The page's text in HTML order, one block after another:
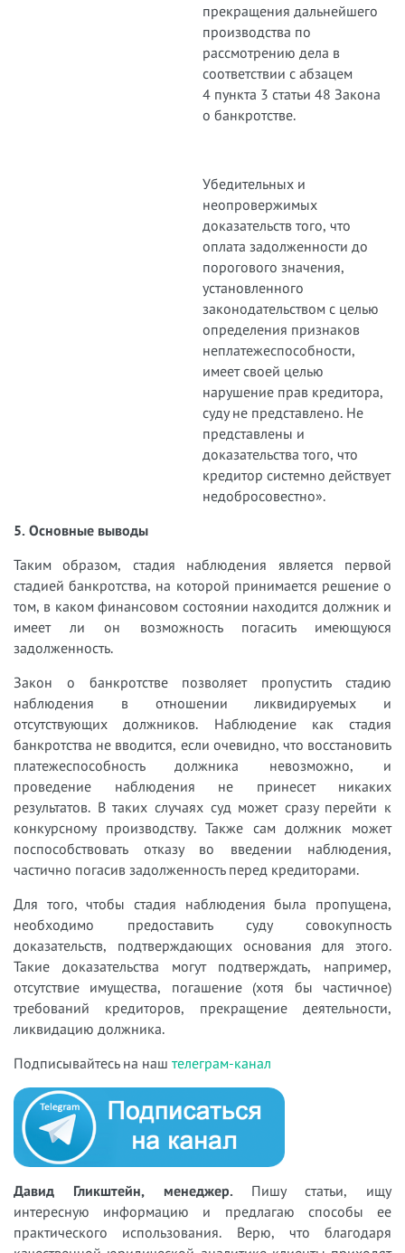
прекращения дальнейшего
производства по
рассмотрению дела в
соответствии с абзацем
4 пункта 3 статьи 48 Закона
о банкротстве.
Убедительных и
неопровержимых
доказательств того, что
оплата задолженности до
порогового значения,
установленного
законодательством с целью
определения признаков
неплатежеспособности,
имеет своей целью
нарушение прав кредитора,
суду не представлено. Не
представлены и
доказательства того, что
кредитор системно действует
недобросовестно».
5. Основные выводы
Таким образом, стадия наблюдения является первой
стадией банкротства, на которой принимается решение о
том, в каком финансовом состоянии находится должник и
имеет ли он возможность погасить имеющуюся
задолженность.
Закон о банкротстве позволяет пропустить стадию
наблюдения в отношении ликвидируемых и
отсутствующих должников. Наблюдение как стадия
банкротства не вводится, если очевидно, что восстановить
платежеспособность должника невозможно, и
проведение наблюдения не принесет никаких
результатов. В таких случаях суд может сразу перейти к
конкурсному производству. Также сам должник может
поспособствовать отказу во введении наблюдения,
частично погасив задолженность перед кредиторами.
Для того, чтобы стадия наблюдения была пропущена,
необходимо предоставить суду совокупность
доказательств, подтверждающих основания для этого.
Такие доказательства могут подтверждать, например,
отсутствие имущества, погашение (хотя бы частичное)
требований кредиторов, прекращение деятельности,
ликвидацию должника.
Подписывайтесь на наш телеграм-канал
Давид Гликштейн, менеджер. Пишу статьи, ищу
интересную информацию и предлагаю способы ее
практического использования. Верю, что благодаря